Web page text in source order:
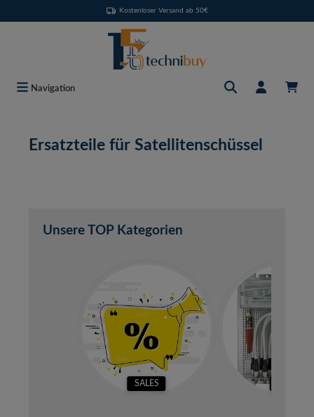
Kostenloser Versand ab 50€
Navigation
Ersatzteile für Satellitenschüssel
Unsere TOP Kategorien
SALES